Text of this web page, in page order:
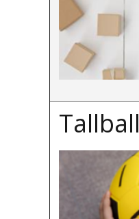
Tallball